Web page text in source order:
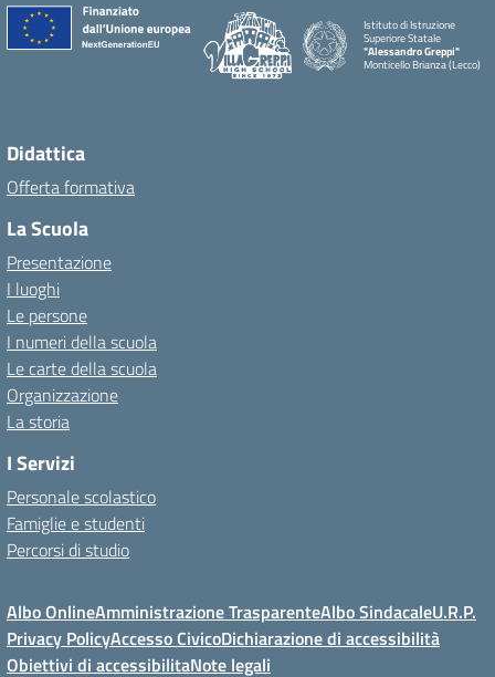
Istituto di Istruzione
Superiore Statale
"Alessandro Greppi"
Monticello Brianza (Lecco)
Didattica
Offerta formativa
La Scuola
Presentazione
I luoghi
Le persone
I numeri della scuola
Le carte della scuola
Organizzazione
La storia
I Servizi
Personale scolastico
Famiglie e studenti
Percorsi di studio
Albo OnlineAmministrazione TrasparenteAlbo SindacaleU.R.P.
Privacy PolicyAccesso CivicoDichiarazione di accessibilità
Obiettivi di accessibilitaNote legali